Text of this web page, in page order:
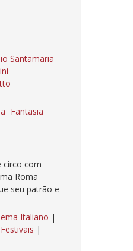
Santamaria
Fantasia
circo com
Roma
seu patrão e
Italiano |
Festivais |